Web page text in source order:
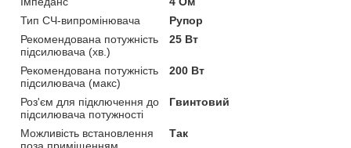
Тип СЧ-випромінювача
Рупор
Рекомендована потужність
підсилювача (хв.)
25 Вт
Рекомендована потужність
підсилювача (макс)
200 Вт
Роз'єм для підключення до
підсилювача потужності
Гвинтовий
Можливість встановлення
поза приміщенням
Так